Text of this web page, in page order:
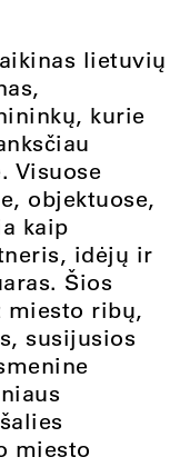
lietuvių
kurie
Visuose
objektuose,
kaip
idėjų ir
Šios
miesto ribų,
susijusios
miesto